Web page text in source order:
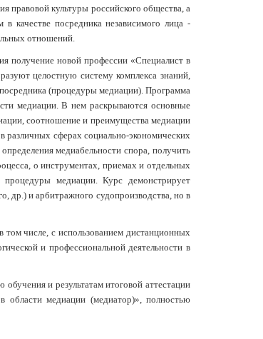
правовой культуры российского общества, а
качестве посредника независимого лица -
отношений.
получение новой профессии «Специалист в
целостную систему комплекса знаний,
(процедуры медиации). Программа
медиации. В нем раскрываются основные
соотношение и преимущества медиации
сферах социально-экономических
медиабельности спора, получить
о инструментах, приемах и отдельных
процедуры медиации. Курс демонстрирует
др.) и арбитражного судопроизводства, но в
числе, с использованием дистанционных
и профессиональной деятельности в
и результатам итоговой аттестации
области медиации (медиатор)», полностью